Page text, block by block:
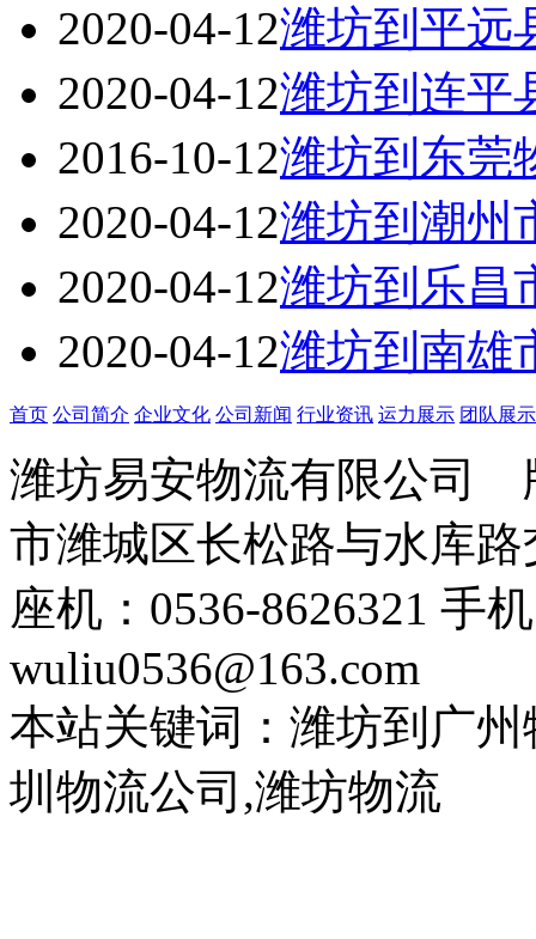
2020-04-12潍坊到平远
2020-04-12潍坊到连平
2016-10-12潍坊到东莞
2020-04-12潍坊到潮州
2020-04-12潍坊到乐昌
2020-04-12潍坊到南雄
首页 公司简介 企业文化 公司新闻 行业资讯 运力展示 团队展示
潍坊易安物流有限公
市潍城区长松路与水库
座机：0536-8626321 手
wuliu0536@163.com
本站关键词：潍坊到广
圳物流公司,潍坊物流